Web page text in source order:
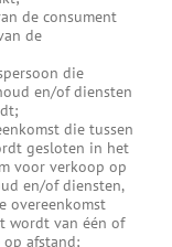
de consument
de
die
en/of diensten
die tussen
gesloten in het
voor verkoop op
en/of diensten,
overeenkomst
wordt van één of
afstand;